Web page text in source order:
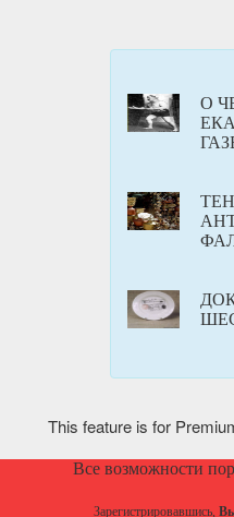
О
This feature is for
Все возможности
Зарегистрировавшись,